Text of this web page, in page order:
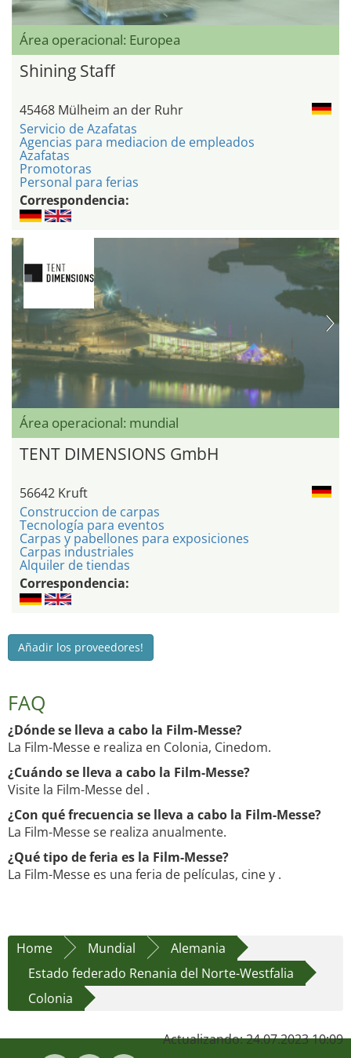
Área operacional: Europea
Shining Staff
45468 Mülheim an der Ruhr
Servicio de Azafatas
Agencias para mediacion de empleados
Azafatas
Promotoras
Personal para ferias
Correspondencia:
Área operacional: mundial
TENT DIMENSIONS GmbH
56642 Kruft
Construccion de carpas
Tecnología para eventos
Carpas y pabellones para exposiciones
Carpas industriales
Alquiler de tiendas
Correspondencia:
Añadir los proveedores!
FAQ
¿Dónde se lleva a cabo la Film-Messe?
La Film-Messe e realiza en Colonia, Cinedom.
¿Cuándo se lleva a cabo la Film-Messe?
Visite la Film-Messe del .
¿Con qué frecuencia se lleva a cabo la Film-Messe?
La Film-Messe se realiza anualmente.
¿Qué tipo de feria es la Film-Messe?
La Film-Messe es una feria de películas, cine y .
Home Mundial
Alemania
Estado federado Renania del Norte-Westfalia
Colonia
Actualizando: 24.07.2023 10:09